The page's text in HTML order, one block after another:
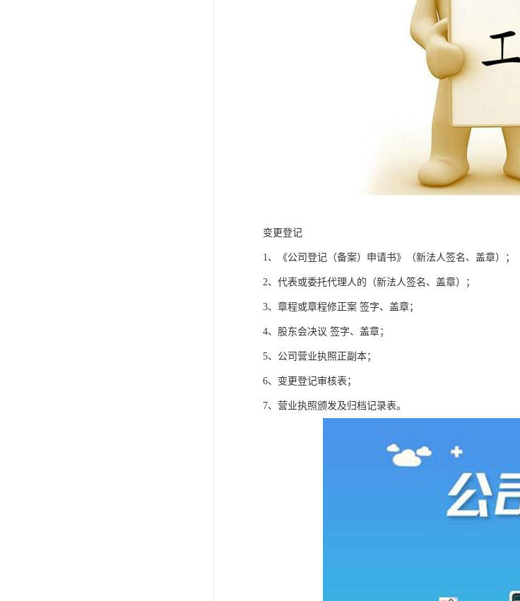
变更登记
1、《公司登记（备案）申请书》（新法人签名、盖章）；
2、代表或委托代理人的（新法人签名、盖章）；
3、章程或章程修正案 签字、盖章；
4、股东会决议 签字、盖章；
5、公司营业执照正副本；
6、变更登记审核表；
7、营业执照颁发及归档记录表。